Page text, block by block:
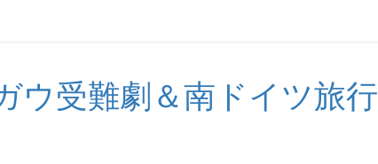
ウ受難劇＆南ドイツ旅行